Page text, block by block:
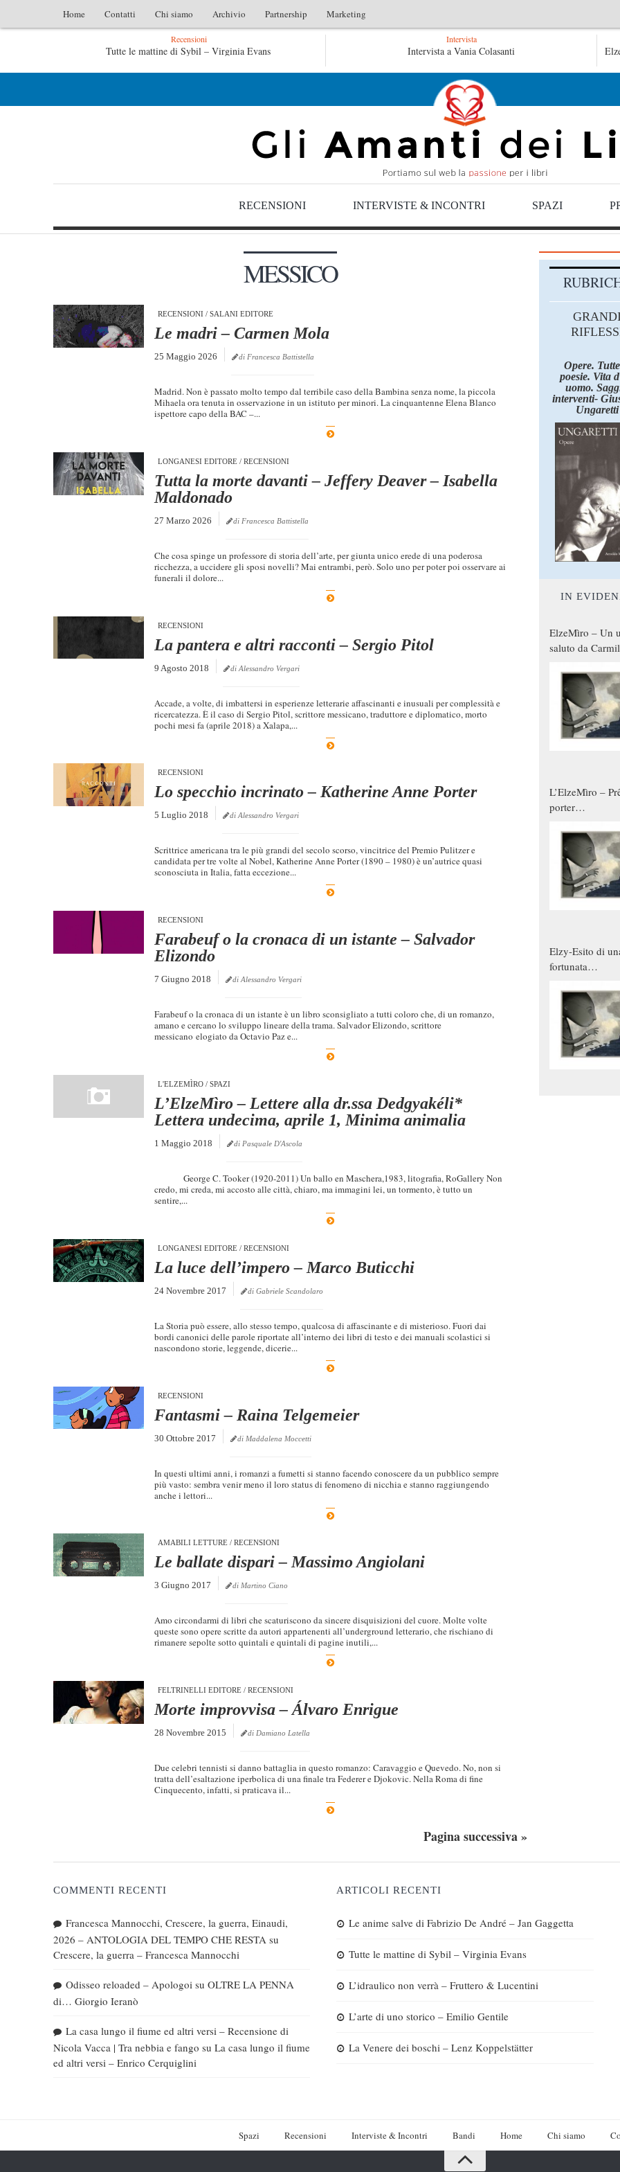
Home Contatti Chi siamo Archivio Partnership Marketing
Recensioni
di Sybil – Virginia Evans L’idraulico non verrà – Fruttero & Lucentini Le anime salve di Fabrizio De André –
Le anime salve di Fabrizio De André – Jan Gaggetta
Intervista
Intervista a Vania Colasanti
RECENSIONI INTERVISTE & INCONTRI SPAZI
MESSICO
RECENSIONI / SALANI EDITORE
Le madri – Carmen Mola
25 Maggio 2026 di Francesca Battistella
Madrid. Non è passato molto tempo dal terribile caso della Bambina senza nome, la piccola
Mihaela ora tenuta in osservazione in un istituto per minori. La cinquantenne Elena Blanco
ispettore capo della BAC –...
LONGANESI EDITORE / RECENSIONI
Tutta la morte davanti – Jeffery Deaver – Isabella
Maldonado
27 Marzo 2026 di Francesca Battistella
Che cosa spinge un professore di storia dell’arte, per giunta unico erede di una poderosa
ricchezza, a uccidere gli sposi novelli? Mai entrambi, però. Solo uno per poter poi osservare ai
funerali il dolore...
RECENSIONI
La pantera e altri racconti – Sergio Pitol
9 Agosto 2018 di Alessandro Vergari
Accade, a volte, di imbattersi in esperienze letterarie affascinanti e inusuali per complessità e
ricercatezza. È il caso di Sergio Pitol, scrittore messicano, traduttore e diplomatico, morto
pochi mesi fa (aprile 2018) a Xalapa,...
RECENSIONI
Lo specchio incrinato – Katherine Anne Porter
5 Luglio 2018 di Alessandro Vergari
Scrittrice americana tra le più grandi del secolo scorso, vincitrice del Premio Pulitzer e
candidata per tre volte al Nobel, Katherine Anne Porter (1890 – 1980) è un’autrice quasi
sconosciuta in Italia, fatta eccezione...
RECENSIONI
Farabeuf o la cronaca di un istante – Salvador
Elizondo
7 Giugno 2018 di Alessandro Vergari
Farabeuf o la cronaca di un istante è un libro sconsigliato a tutti coloro che, di un romanzo,
amano e cercano lo sviluppo lineare della trama. Salvador Elizondo, scrittore
messicano elogiato da Octavio Paz e...
L'ELZEMÌRO / SPAZI
L’ElzeMìro – Lettere alla dr.ssa Dedgyakéli*
Lettera undecima, aprile 1, Minima animalia
1 Maggio 2018 di Pasquale D'Ascola
George C. Tooker (1920-2011) Un ballo en Maschera,1983, litografia, RoGallery Non
credo, mi creda, mi accosto alle città, chiaro, ma immagini lei, un tormento, è tutto un
sentire,...
LONGANESI EDITORE / RECENSIONI
La luce dell’impero – Marco Buticchi
24 Novembre 2017 di Gabriele Scandolaro
La Storia può essere, allo stesso tempo, qualcosa di affascinante e di misterioso. Fuori dai
bordi canonici delle parole riportate all’interno dei libri di testo e dei manuali scolastici si
nascondono storie, leggende, dicerie...
RECENSIONI
Fantasmi – Raina Telgemeier
30 Ottobre 2017 di Maddalena Moccetti
In questi ultimi anni, i romanzi a fumetti si stanno facendo conoscere da un pubblico sempre
più vasto: sembra venir meno il loro status di fenomeno di nicchia e stanno raggiungendo
anche i lettori...
AMABILI LETTURE / RECENSIONI
Le ballate dispari – Massimo Angiolani
3 Giugno 2017 di Martino Ciano
Amo circondarmi di libri che scaturiscono da sincere disquisizioni del cuore. Molte volte
queste sono opere scritte da autori appartenenti all’underground letterario, che rischiano di
rimanere sepolte sotto quintali e quintali di pagine inutili,...
FELTRINELLI EDITORE / RECENSIONI
Morte improvvisa – Álvaro Enrigue
28 Novembre 2015 di Damiano Latella
Due celebri tennisti si danno battaglia in questo romanzo: Caravaggio e Quevedo. No, non si
tratta dell’esaltazione iperbolica di una finale tra Federer e Djokovic. Nella Roma di fine
Cinquecento, infatti, si praticava il...
Pagina successiva »
Opere.
poesie. Vita
uomo.
interventi-
Ungaretti
IN
ElzeMìro – Un
saluto da
qualche modo
donne
L’ElzeMìro –
porter
Elzy-Esito di
fortunata
COMMENTI RECENTI
Francesca Mannocchi, Crescere, la guerra, Einaudi,
2026 – ANTOLOGIA DEL TEMPO CHE RESTA su
Crescere, la guerra – Francesca Mannocchi
Odisseo reloaded – Apologoi su OLTRE LA PENNA
di… Giorgio Ieranò
La casa lungo il fiume ed altri versi – Recensione di
Nicola Vacca | Tra nebbia e fango su La casa lungo il fiume
ed altri versi – Enrico Cerquiglini
ARTICOLI RECENTI
Le anime salve di Fabrizio De André – Jan Gaggetta
Tutte le mattine di Sybil – Virginia Evans
L’idraulico non verrà – Fruttero & Lucentini
L’arte di uno storico – Emilio Gentile
La Venere dei boschi – Lenz Koppelstätter
Spazi Recensioni Interviste & Incontri Bandi Home Chi siamo